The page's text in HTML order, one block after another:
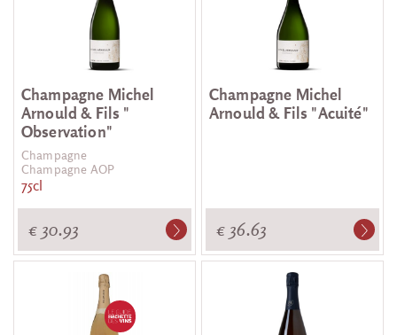
Champagne Michel
Arnould & Fils "
Observation"
Champagne
Champagne AOP
75cl
€ 30.93
Champagne Michel
Arnould & Fils "Acuité"
€ 36.63